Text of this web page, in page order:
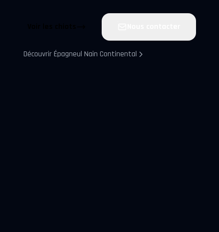
Découvrir Épagneul Nain Continental